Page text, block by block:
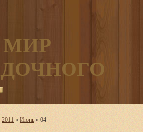
МИР
2011 » Июнь » 04